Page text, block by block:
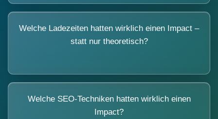
Welche Ladezeiten hatten wirklich einen Impact –
statt nur theoretisch?
Welche SEO-Techniken hatten wirklich einen
Impact?